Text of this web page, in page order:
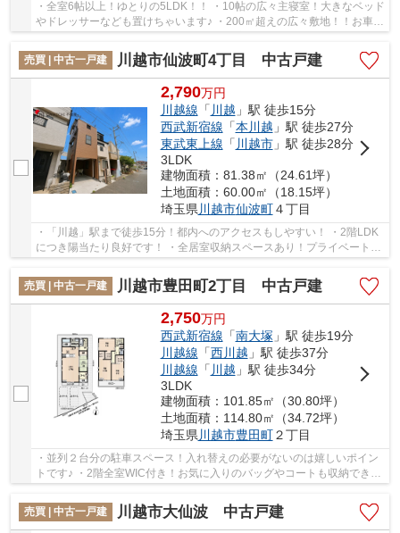
・全室6帖以上！ゆとりの5LDK！！ ・10帖の広々主寝室！大きなベッド
やドレッサーなども置けちゃいます♪ ・200㎡超えの広々敷地！！お車5
売買 | 中古一戸建
川越市仙波町4丁目 中古戸建
2,790万円
川越線 「 川越 」駅 徒歩15分
西武新宿線 「本川越 」駅 徒歩27分
東武東上線 「 川越市」駅 徒歩28分
3LDK
建物面積：81.38㎡（24.61坪）
土地面積：60.00㎡（18.15坪）
埼玉県 川越市仙波町４丁目
・「川越」駅まで徒歩15分！都内へのアクセスもしやすい！ ・2階LDK
につき陽当たり良好です！ ・全居室収納スペースあり！プライベート空
売買 | 中古一戸建
川越市豊田町2丁目 中古戸建
2,750万円
西武新宿線 「南大塚 」駅 徒歩19分
川越線 「西川越 」駅 徒歩37分
川越線 「 川越 」駅 徒歩34分
3LDK
建物面積：101.85㎡（30.80坪）
土地面積：114.80㎡（34.72坪）
埼玉県 川越市豊田町２丁目
・並列２台分の駐車スペース！入れ替えの必要がないのは嬉しいポイン
トです♪ ・2階全室WIC付き！お気に入りのバッグやコートも収納できち
ゃいます♪ ・小さなお子様のお世話に大活躍な...
売買 | 中古一戸建
川越市大仙波 中古戸建